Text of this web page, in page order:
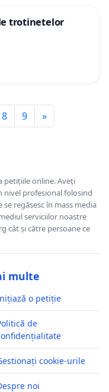
trotinetelor
8 9 »
petițiile online. Aveți
nivel profesional folosind
regăsesc în mass media
serviciilor noastre
cât și către persoane ce
multe
o petiție
de
cookie-urile
noi